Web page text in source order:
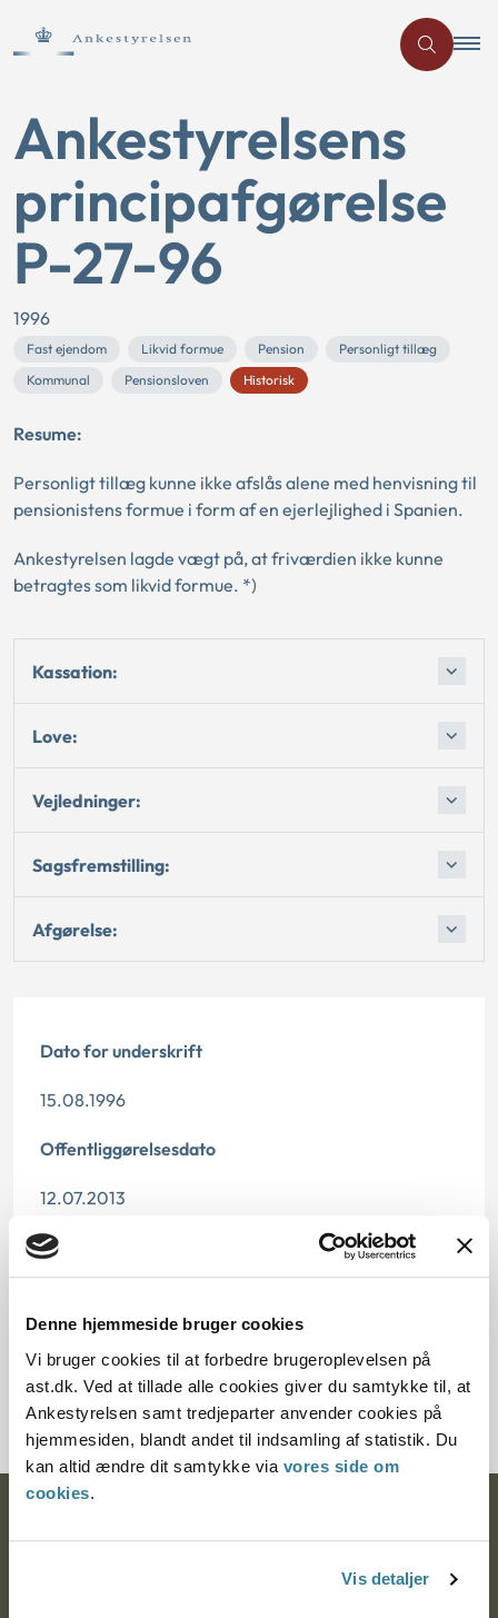
Denne hjemmeside bruger cookies
Vi bruger cookies til at forbedre brugeroplevelsen på
ast.dk. Ved at tillade alle cookies giver du samtykke til, at
Ankestyrelsen samt tredjeparter anvender cookies på
hjemmesiden, blandt andet til indsamling af statistik. Du
kan altid ændre dit samtykke via vores side om
cookies.
Vis detaljer
Ankestyrelsens
principafgørelse
P-27-96
1996
Fast ejendom Likvid formue Pension
Personligt tillæg
Kommunal
Pensionsloven Historisk
Resume:
Personligt tillæg kunne ikke afslås alene med henvisning til
pensionistens formue i form af en ejerlejlighed i Spanien.
Ankestyrelsen lagde vægt på, at friværdien ikke kunne
betragtes som likvid formue. *)
Kassation:
Love:
Vejledninger:
Sagsfremstilling:
Afgørelse:
Dato for underskrift
15.08.1996
Offentliggørelsesdato
12.07.2013
Paragraf
20931-94